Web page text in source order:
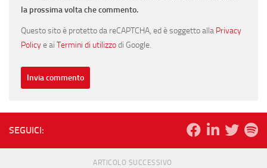
la prossima volta che commento.
Questo sito è protetto da reCAPTCHA, ed è soggetto alla Privacy
Policye ai Termini di utilizzodi Google.
SEGUICI:
ARTICOLO SUCCESSIVO